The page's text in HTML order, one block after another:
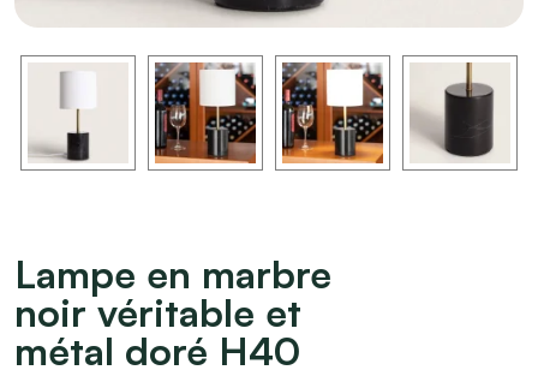
Lampe en marbre
noir véritable et
métal doré H40